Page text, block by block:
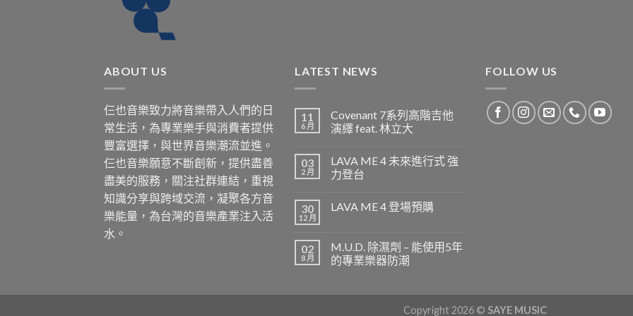
ABOUT US
仨也音樂致力將音樂帶入人們的日
常生活，為專業樂手與消費者提供
豐富選擇，與世界音樂潮流並進。
仨也音樂願意不斷創新，提供盡善
盡美的服務，關注社群連結，重視
知識分享與跨域交流，凝聚各方音
樂能量，為台灣的音樂產業注入活
水。
LATEST NEWS
11
6 月
Covenant 7系列高階吉他
演繹 feat. 林立大
03
2 月
LAVA ME 4 未來進行式 強
力登台
30
12 月
LAVA ME 4 登場預購
02
8 月
M.U.D. 除濕劑 – 能使用5年
的專業樂器防潮
FOLLOW US
Copyright 2026 © SAYE MUSIC